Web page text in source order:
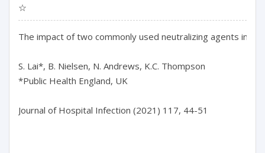
☆
The impact of two commonly used neutralizing agents in
S. Lai*, B. Nielsen, N. Andrews, K.C. Thompson
*Public Health England, UK
Journal of Hospital Infection (2021) 117, 44-51